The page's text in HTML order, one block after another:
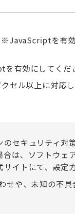
を有効
有効にしてくだ
セル以上に対
セキュリティ
は、ソフトウ
イトにて、設定
や、未知の不